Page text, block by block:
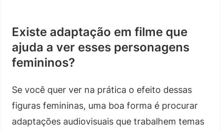
Existe adaptação em filme que
ajuda a ver esses personagens
femininos?
Se você quer ver na prática o efeito dessas
figuras femininas, uma boa forma é procurar
adaptações audiovisuais que trabalhem temas